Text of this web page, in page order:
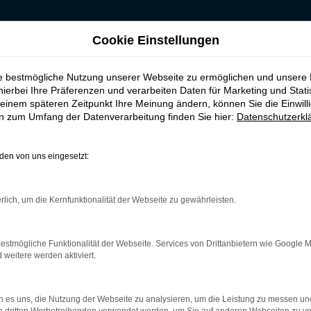
Tipp für Duisburg
Erwägungen heraus eine erstklassige Wahl. Sie sparen
Was Budde Automobile auszeichnet, ist unsere
Gebrauchtwagen vor dem Verkauf nach Duisburg genau
selbst die Verschleißteile einschließt. Ein Opel Movano
Cookie Einstellungen
bestmögliche Nutzung unserer Webseite zu ermöglichen und unsere
Ihre Präferenzen und verarbeiten Daten für Marketing und
späteren Zeitpunkt Ihre Meinung ändern, können Sie die
zum Umfang der Datenverarbeitung finden Sie hier:
von uns eingesetzt:
um die Kernfunktionalität der Webseite zu gewährleisten.
Funktionalität der Webseite. Services von Drittanbietern wie Google
weitere werden aktiviert.
es uns, die Nutzung der Webseite zu analysieren, um die Leistung zu messen